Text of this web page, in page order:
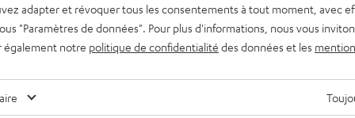
system with
consisting of a 130 mm bass driver, 80 mm midrange
for use as part of a column surround system. The
adapter et révoquer tous les consentements à tout moment, avec
"Paramètres de données". Pour plus d'informations, nous vous
également notre politique de confidentialité des données et les